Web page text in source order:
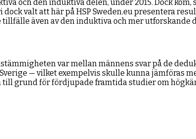
och den induktiva delen, under 2015. Dock
valt att här på HSP Sweden.eu presentera
även av den induktiva och mer utforskande
var mellan männens svar på de
— vilket exempelvis skulle kunna jämföras
grund för fördjupade framtida studier om